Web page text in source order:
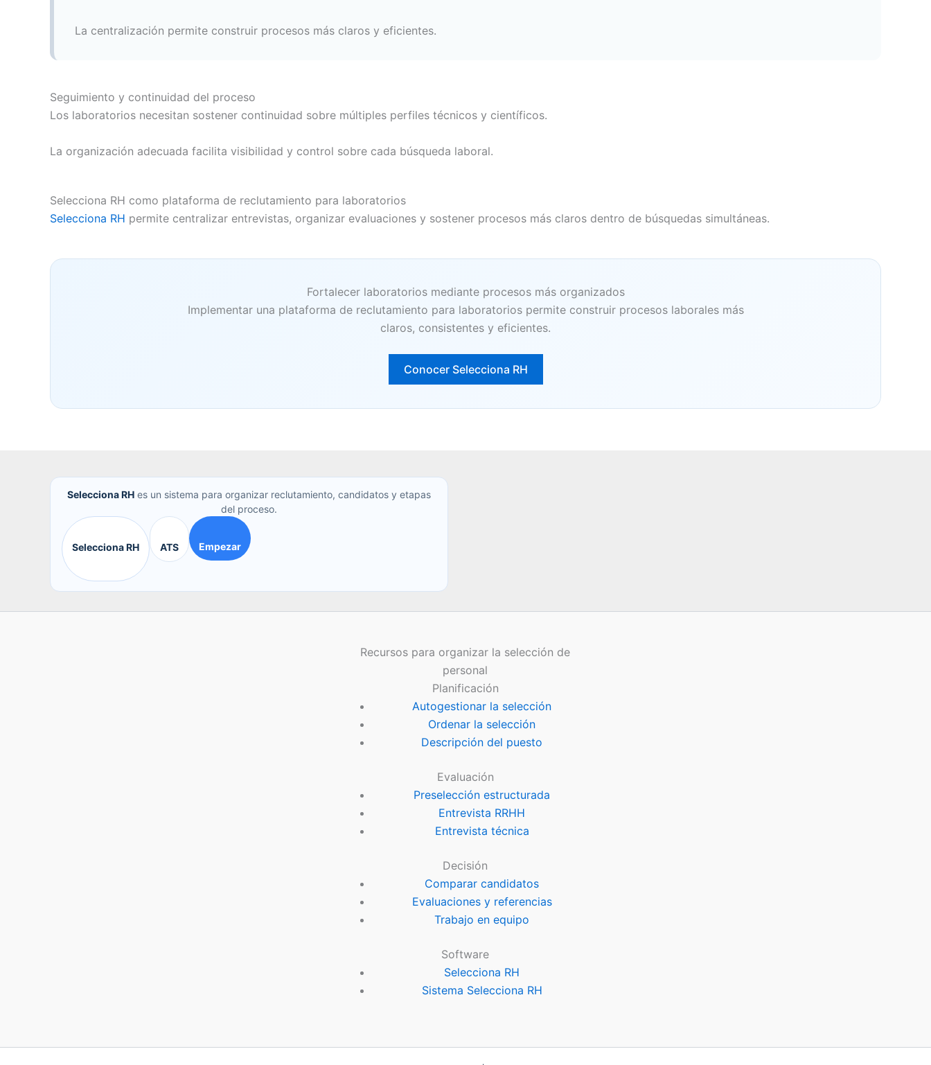
La centralización permite construir procesos más claros y eficientes.
Seguimiento y continuidad del proceso
Los laboratorios necesitan sostener continuidad sobre múltiples perfiles técnicos y científicos.
La organización adecuada facilita visibilidad y control sobre cada búsqueda laboral.
Selecciona RH como plataforma de reclutamiento para laboratorios
Selecciona RH permite centralizar entrevistas, organizar evaluaciones y sostener procesos más claros dentro de búsquedas simultáneas.
Fortalecer laboratorios mediante procesos más organizados
Implementar una plataforma de reclutamiento para laboratorios permite construir procesos laborales más
claros, consistentes y eficientes.
Conocer Selecciona RH
Selecciona RH es un sistema para organizar reclutamiento, candidatos y etapas
del proceso.
Selecciona RH ATS Empezar
Recursos para organizar la selección de
personal
Planificación
Autogestionar la selección
Ordenar la selección
Descripción del puesto
Evaluación
Preselección estructurada
Entrevista RRHH
Entrevista técnica
Decisión
Comparar candidatos
Evaluaciones y referencias
Trabajo en equipo
Software
Selecciona RH
Sistema Selecciona RH